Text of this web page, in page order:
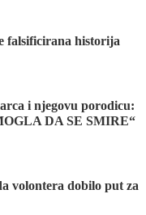
falsificirana historija
i njegovu porodicu:
DA SE SMIRE“
volontera dobilo put za